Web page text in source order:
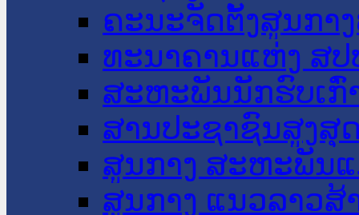
ຄະນະຈັດຕັ້ງສູນກາ
ທະນາຄານແຫ່ງ ສປ
ສະຫະພັນນັກຮົບເກົ່
ສານປະຊາຊົນສູງສຸ
ສູນກາງ ສະຫະພັນ
ສູນກາງ ແນວລາວສ້